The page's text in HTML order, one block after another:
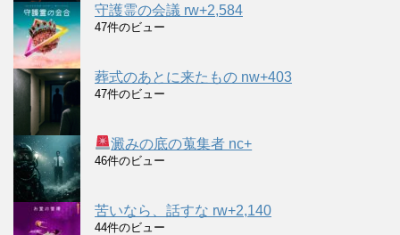
守護霊の会議 rw+2,584
47件のビュー
葬式のあとに来たもの nw+403
47件のビュー
澱みの底の蒐集者 nc+
46件のビュー
苦いなら、話すな rw+2,140
44件のビュー